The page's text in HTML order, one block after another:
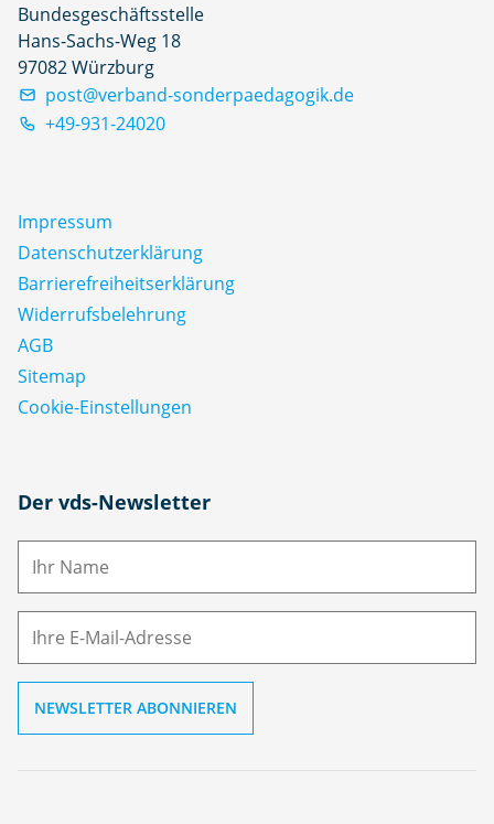
Bundesgeschäftsstelle
Hans-Sachs-Weg 18
97082 Würzburg
post@verband-sonderpaedagogik.de
+49-931-24020
Impressum
Datenschutz­erklärung
Barrierefreiheitserklärung
Widerrufsbelehrung
AGB
Sitemap
Cookie-Einstellungen
Der vds-Newsletter
N
M